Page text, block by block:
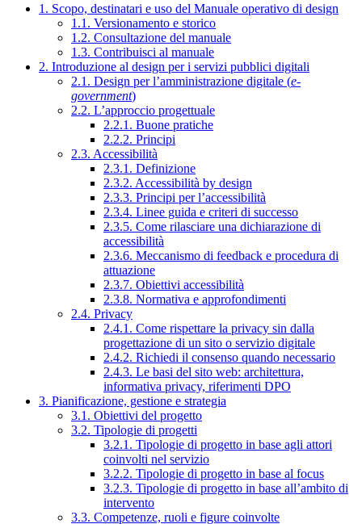
1. Scopo, destinatari e uso del Manuale operativo di design
1.1. Versionamento e storico
1.2. Consultazione del manuale
1.3. Contribuisci al manuale
2. Introduzione al design per i servizi pubblici digitali
2.1. Design per l’amministrazione digitale (e-
government)
2.2. L’approccio progettuale
2.2.1. Buone pratiche
2.2.2. Principi
2.3. Accessibilità
2.3.1. Definizione
2.3.2. Accessibilità by design
2.3.3. Principi per l’accessibilità
2.3.4. Linee guida e criteri di successo
2.3.5. Come rilasciare una dichiarazione di
accessibilità
2.3.6. Meccanismo di feedback e procedura di
attuazione
2.3.7. Obiettivi accessibilità
2.3.8. Normativa e approfondimenti
2.4. Privacy
2.4.1. Come rispettare la privacy sin dalla
progettazione di un sito o servizio digitale
2.4.2. Richiedi il consenso quando necessario
2.4.3. Le basi del sito web: architettura,
informativa privacy, riferimenti DPO
3. Pianificazione, gestione e strategia
3.1. Obiettivi del progetto
3.2. Tipologie di progetti
3.2.1. Tipologie di progetto in base agli attori
coinvolti nel servizio
3.2.2. Tipologie di progetto in base al focus
3.2.3. Tipologie di progetto in base all’ambito di
intervento
3.3. Competenze, ruoli e figure coinvolte